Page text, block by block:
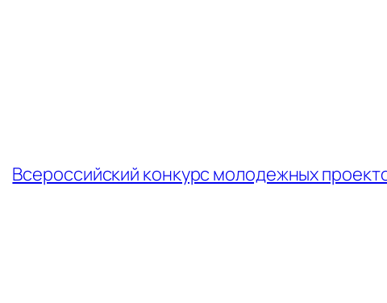
Всероссийский конкурс молодежных